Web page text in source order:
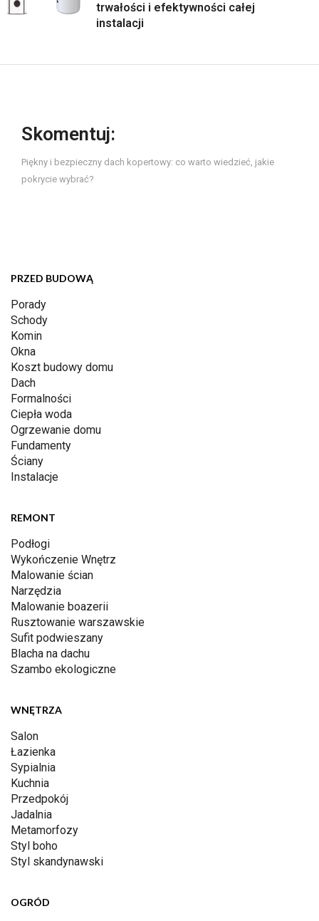
trwałości i efektywności całej
instalacji
Skomentuj:
Piękny i bezpieczny dach kopertowy: co warto wiedzieć, jakie
pokrycie wybrać?
PRZED BUDOWĄ
Porady
Schody
Komin
Okna
Koszt budowy domu
Dach
Formalności
Ciepła woda
Ogrzewanie domu
Fundamenty
Ściany
Instalacje
REMONT
Podłogi
Wykończenie Wnętrz
Malowanie ścian
Narzędzia
Malowanie boazerii
Rusztowanie warszawskie
Sufit podwieszany
Blacha na dachu
Szambo ekologiczne
WNĘTRZA
Salon
Łazienka
Sypialnia
Kuchnia
Przedpokój
Jadalnia
Metamorfozy
Styl boho
Styl skandynawski
OGRÓD